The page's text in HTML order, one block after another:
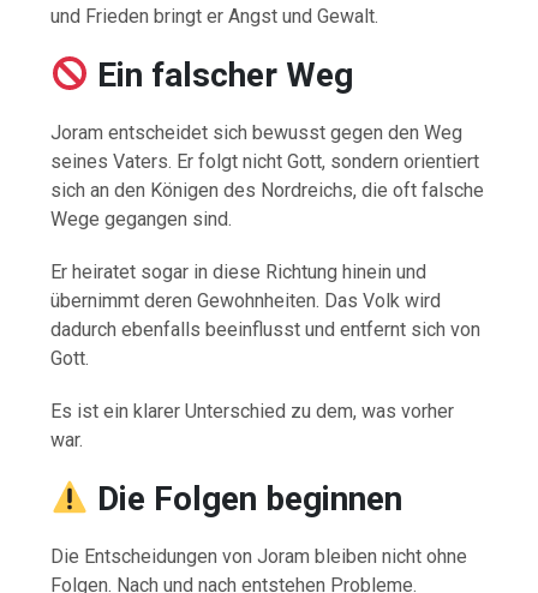
und Frieden bringt er Angst und Gewalt.
Ein falscher Weg
Joram entscheidet sich bewusst gegen den Weg
seines Vaters. Er folgt nicht Gott, sondern orientiert
sich an den Königen des Nordreichs, die oft falsche
Wege gegangen sind.
Er heiratet sogar in diese Richtung hinein und
übernimmt deren Gewohnheiten. Das Volk wird
dadurch ebenfalls beeinflusst und entfernt sich von
Gott.
Es ist ein klarer Unterschied zu dem, was vorher
war.
Die Folgen beginnen
Die Entscheidungen von Joram bleiben nicht ohne
Folgen. Nach und nach entstehen Probleme.